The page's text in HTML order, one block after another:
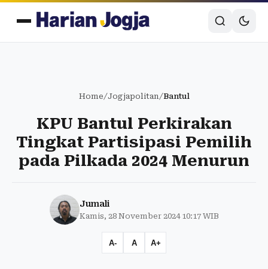
Home/Jogjapolitan/Bantul
KPU Bantul Perkirakan
Tingkat Partisipasi Pemilih
pada Pilkada 2024 Menurun
Jumali
Kamis, 28 November 2024 10:17 WIB
A- A A+